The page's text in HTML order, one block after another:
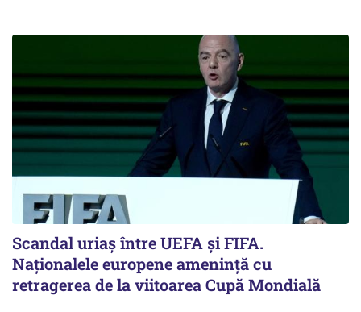
Scandal uriaş între UEFA şi FIFA.
Naţionalele europene ameninţă cu
retragerea de la viitoarea Cupă Mondială